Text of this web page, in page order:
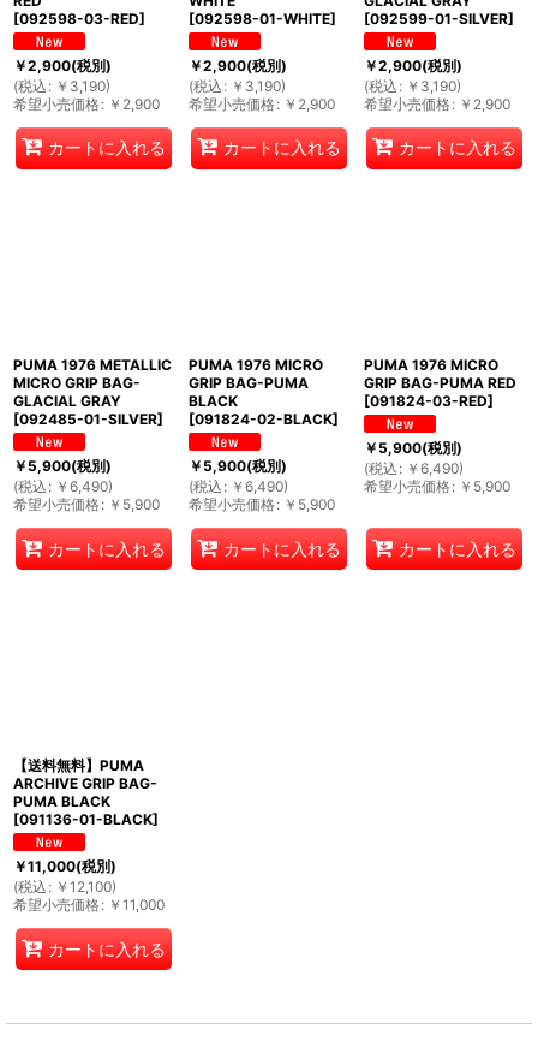
[092598-03-RED]
￥2,900(税別)
(税込 : ￥ 3,190)
希望小売価格: ￥ 2,900
カートに入れる
[092598-01-WHITE]
￥2,900(税別)
(税込 : ￥ 3,190)
希望小売価格: ￥ 2,900
カートに入れる
[092599-01-SILVER]
￥2,900(税別)
(税込 : ￥ 3,190)
希望小売価格: ￥ 2,900
カートに入れる
PUMA 1976 METALLIC
MICRO GRIP BAG-
GLACIAL GRAY
[092485-01-SILVER]
￥5,900(税別)
(税込 : ￥ 6,490)
希望小売価格: ￥ 5,900
カートに入れる
PUMA 1976 MICRO
GRIP BAG-PUMA
BLACK
[091824-02-BLACK]
￥5,900(税別)
(税込 : ￥ 6,490)
希望小売価格: ￥ 5,900
カートに入れる
PUMA 1976 MICRO
GRIP BAG-PUMA RED
[091824-03-RED]
￥5,900(税別)
(税込 : ￥ 6,490)
希望小売価格: ￥ 5,900
カートに入れる
【送料無料】PUMA
ARCHIVE GRIP BAG-
PUMA BLACK
[091136-01-BLACK]
￥11,000(税別)
(税込 : ￥ 12,100)
希望小売価格: ￥ 11,000
カートに入れる